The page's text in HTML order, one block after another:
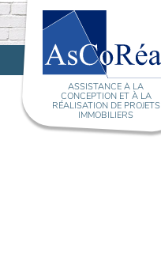
ASSISTANCE À LA
CONCEPTION ET À LA
RÉALISATION DE PROJETS
IMMOBILIERS